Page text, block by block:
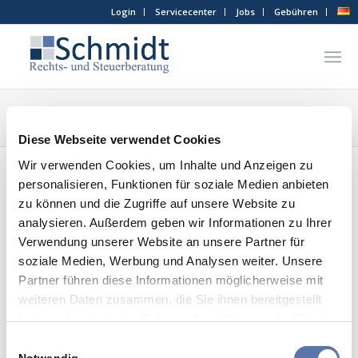
Diese Webseite verwendet Cookies
Wir verwenden Cookies, um Inhalte und Anzeigen zu
personalisieren, Funktionen für soziale Medien anbieten
zu können und die Zugriffe auf unsere Website zu
analysieren. Außerdem geben wir Informationen zu Ihrer
Verwendung unserer Website an unsere Partner für
soziale Medien, Werbung und Analysen weiter. Unsere
Partner führen diese Informationen möglicherweise mit
weiteren Daten zusammen, die Sie ihnen bereitgestellt
haben oder die sie im Rahmen Ihrer Nutzung der Dienste
Login Servicecenter Jobs Gebühren
Beiträge
Keine Werbungskosten für
Familienheimfahrten bei
teilentgeltlich überlassenem Pkw
24. November 2022 / 0 Kommentare / inAktuelle News ,
Arbeitnehmer / vonMaren Holtermann-Schmidt